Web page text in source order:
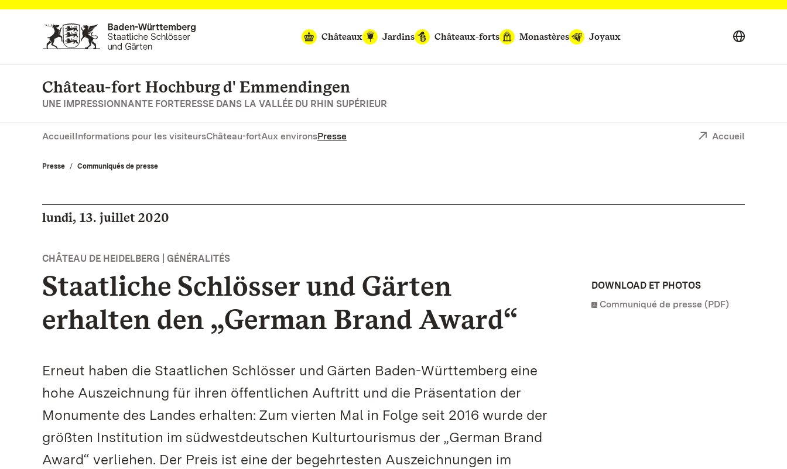
Vers la page d’accueil
Châteaux
Jardins Châteaux-forts Monastères Joyaux
Château-fort Hochburg d' Emmendingen
UNE IMPRESSIONNANTE FORTERESSE DANS LA VALLÉE DU RHIN SUPÉRIEUR
AccueilInformations pour les visiteursChâteau-fortAux environsPresse Accueil
Presse Communiqués de presse
lundi, 13. juillet 2020
CHÂTEAU DE HEIDELBERG | GÉNÉRALITÉS
Staatliche Schlösser und Gärten
erhalten den „German Brand Award“
Erneut haben die Staatlichen Schlösser und Gärten Baden-Württemberg eine
hohe Auszeichnung für ihren öffentlichen Auftritt und die Präsentation der
Monumente des Landes erhalten: Zum vierten Mal in Folge seit 2016 wurde der
größten Institution im südwestdeutschen Kulturtourismus der „German Brand
Award“ verliehen. Der Preis ist eine der begehrtesten Auszeichnungen im
DOWNLOAD ET PHOTOS
Communiqué de presse (PDF)